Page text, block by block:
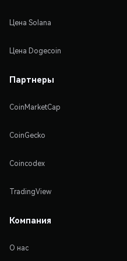
Цена Solana
Цена Dogecoin
Партнеры
CoinMarketCap
CoinGecko
Coincodex
TradingView
Компания
О нас